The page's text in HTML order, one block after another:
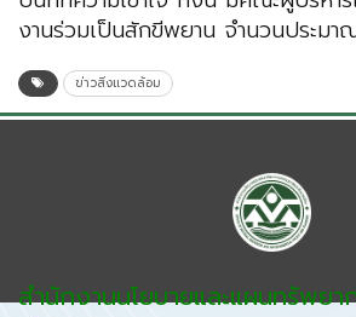
งานร่วมเป็นสักขีพยาน จำนวนประม
ข่าวสิ่งแวดล้อม
สำนักงานนโยบายและแผนทรัพยา